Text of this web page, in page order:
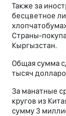
Также за
бесцветное
Страны-
Кыргызстан.
Общая сумма
тысяч
За манатные
кругов из
сумму 3